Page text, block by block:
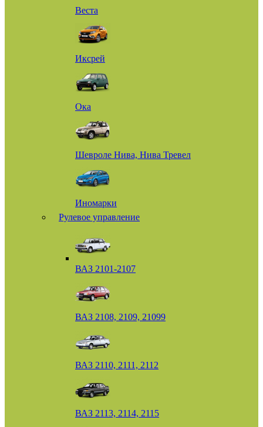
Веста
Иксрей
Ока
Шевроле Нива, Нива Тревел
Иномарки
Рулевое управление
ВАЗ 2101-2107
ВАЗ 2108, 2109, 21099
ВАЗ 2110, 2111, 2112
ВАЗ 2113, 2114, 2115